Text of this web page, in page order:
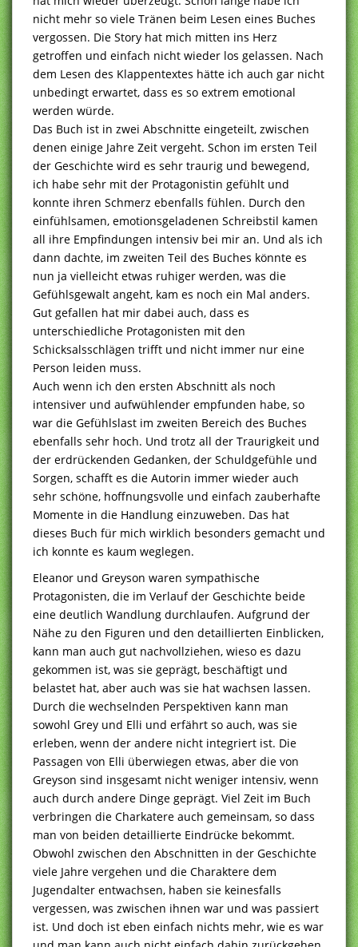
nicht mehr so viele Tränen beim Lesen eines Buches
vergossen. Die Story hat mich mitten ins Herz
getroffen und einfach nicht wieder los gelassen. Nach
dem Lesen des Klappentextes hätte ich auch gar nicht
unbedingt erwartet, dass es so extrem emotional
werden würde.
Das Buch ist in zwei Abschnitte eingeteilt, zwischen
denen einige Jahre Zeit vergeht. Schon im ersten Teil
der Geschichte wird es sehr traurig und bewegend,
ich habe sehr mit der Protagonistin gefühlt und
konnte ihren Schmerz ebenfalls fühlen. Durch den
einfühlsamen, emotionsgeladenen Schreibstil kamen
all ihre Empfindungen intensiv bei mir an. Und als ich
dann dachte, im zweiten Teil des Buches könnte es
nun ja vielleicht etwas ruhiger werden, was die
Gefühlsgewalt angeht, kam es noch ein Mal anders.
Gut gefallen hat mir dabei auch, dass es
unterschiedliche Protagonisten mit den
Schicksalsschlägen trifft und nicht immer nur eine
Person leiden muss.
Auch wenn ich den ersten Abschnitt als noch
intensiver und aufwühlender empfunden habe, so
war die Gefühlslast im zweiten Bereich des Buches
ebenfalls sehr hoch. Und trotz all der Traurigkeit und
der erdrückenden Gedanken, der Schuldgefühle und
Sorgen, schafft es die Autorin immer wieder auch
sehr schöne, hoffnungsvolle und einfach zauberhafte
Momente in die Handlung einzuweben. Das hat
dieses Buch für mich wirklich besonders gemacht und
ich konnte es kaum weglegen.
Eleanor und Greyson waren sympathische
Protagonisten, die im Verlauf der Geschichte beide
eine deutlich Wandlung durchlaufen. Aufgrund der
Nähe zu den Figuren und den detaillierten Einblicken,
kann man auch gut nachvollziehen, wieso es dazu
gekommen ist, was sie geprägt, beschäftigt und
belastet hat, aber auch was sie hat wachsen lassen.
Durch die wechselnden Perspektiven kann man
sowohl Grey und Elli und erfährt so auch, was sie
erleben, wenn der andere nicht integriert ist. Die
Passagen von Elli überwiegen etwas, aber die von
Greyson sind insgesamt nicht weniger intensiv, wenn
auch durch andere Dinge geprägt. Viel Zeit im Buch
verbringen die Charkatere auch gemeinsam, so dass
man von beiden detaillierte Eindrücke bekommt.
Obwohl zwischen den Abschnitten in der Geschichte
viele Jahre vergehen und die Charaktere dem
Jugendalter entwachsen, haben sie keinesfalls
vergessen, was zwischen ihnen war und was passiert
ist. Und doch ist eben einfach nichts mehr, wie es war